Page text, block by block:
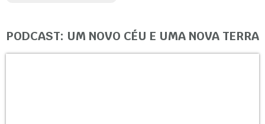
PODCAST: UM NOVO CÉU E UMA NOVA TERRA